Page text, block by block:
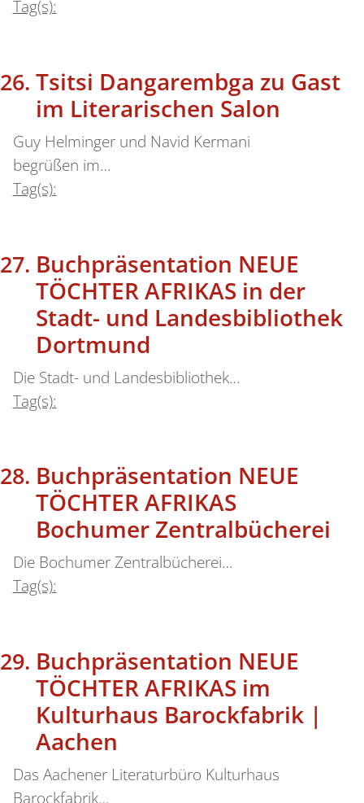
Tag(s):
Tsitsi Dangarembga zu Gast
im Literarischen Salon
Guy Helminger und Navid Kermani
begrüßen im…
Tag(s):
Buchpräsentation NEUE
TÖCHTER AFRIKAS in der
Stadt- und Landesbibliothek
Dortmund
Die Stadt- und Landesbibliothek…
Tag(s):
Buchpräsentation NEUE
TÖCHTER AFRIKAS
Bochumer Zentralbücherei
Die Bochumer Zentralbücherei…
Tag(s):
Buchpräsentation NEUE
TÖCHTER AFRIKAS im
Kulturhaus Barockfabrik |
Aachen
Das Aachener Literaturbüro Kulturhaus
Barockfabrik…